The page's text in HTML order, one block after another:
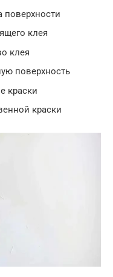
поверхности
клея
клея
поверхность
краски
краски